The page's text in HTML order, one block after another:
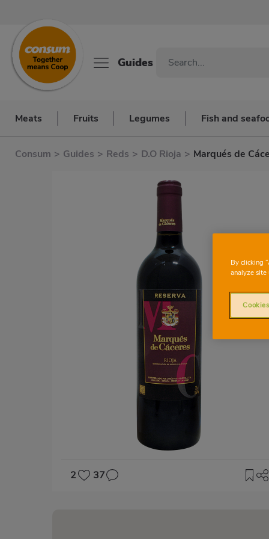
Guides
Meats Fruits Legumes Fish and
Consum > Guides > Reds > D.O Rioja > Marqués de
2 37
By clicking
analyze site